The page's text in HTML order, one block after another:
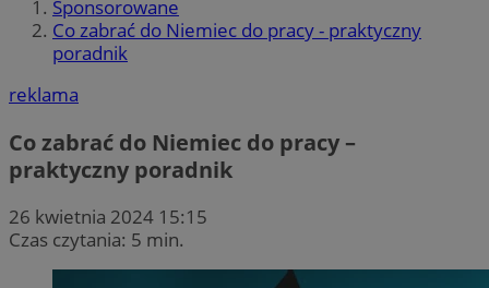
Sponsorowane
Co zabrać do Niemiec do pracy - praktyczny
poradnik
reklama
Co zabrać do Niemiec do pracy –
praktyczny poradnik
26 kwietnia 2024 15:15
Czas czytania: 5 min.